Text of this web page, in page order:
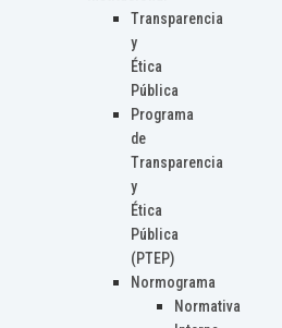
Transparencia
y
Ética
Pública
Programa
de
Transparencia
y
Ética
Pública
(PTEP)
Normograma
Normativa